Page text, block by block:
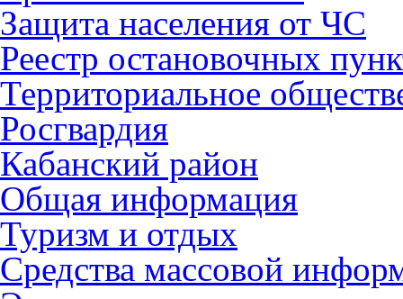
Защита населения от ЧС
Реестр остановочных
Территориальное
Росгвардия
Кабанский район
Общая информация
Туризм и отдых
Средства массовой